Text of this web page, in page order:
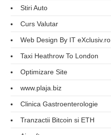
Stiri Auto
Curs Valutar
Web Design By IT eXclusiv.ro
Taxi Heathrow To London
Optimizare Site
www.plaja.biz
Clinica Gastroenterologie
Tranzactii Bitcoin si ETH